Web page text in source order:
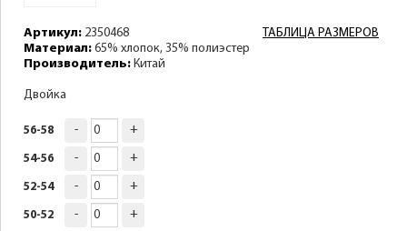
ТАБЛИЦА РАЗМЕРОВ
Артикул: 2350468
Материал: 65% хлопок, 35% полиэстер
Производитель: Китай
Двойка
56-58 - +
54-56 - +
52-54 - +
50-52 - +